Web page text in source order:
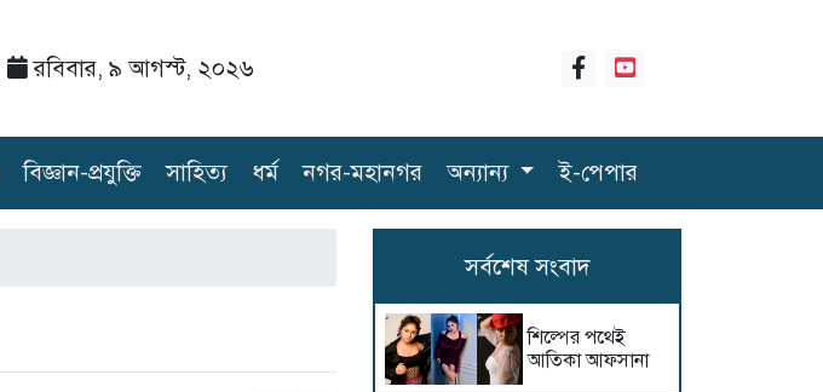
রবিবার, ৯ আগস্ট, ২০২৬
বিজ্ঞান-প্রযুক্তি সাহিত্য ধর্ম নগর-মহানগর অন্যান্য ই-পেপার
সর্বশেষ সংবাদ
শিল্পের পথেই
আতিকা আফসানা